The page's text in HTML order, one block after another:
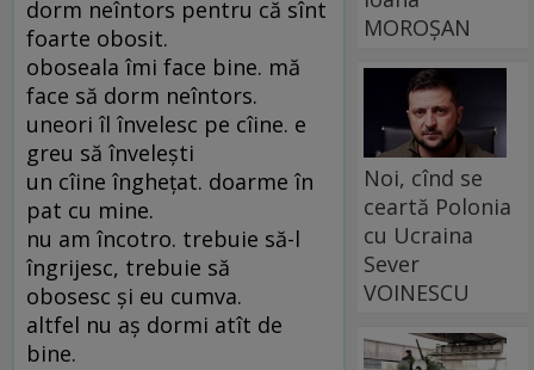
dorm neîntors pentru că sînt
foarte obosit.
oboseala îmi face bine. mă
face să dorm neîntors.
uneori îl învelesc pe cîine. e
greu să înveleşti
un cîine îngheţat. doarme în
pat cu mine.
nu am încotro. trebuie să-l
îngrijesc, trebuie să
obosesc şi eu cumva.
altfel nu aş dormi atît de
bine.
MOROȘAN
Noi, cînd se
ceartă Polonia
cu Ucraina
Sever
VOINESCU